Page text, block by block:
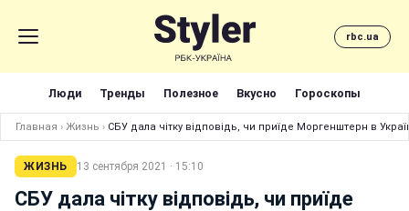
rbc.ua
Люди Тренды Полезное Вкусно Гороскопы
Главная › Жизнь › СБУ дала чітку відповідь, чи приїде Моргенштерн в
ЖИЗНЬ 13 сентября 2021 · 15:10
СБУ дала чітку відповідь, чи приїде